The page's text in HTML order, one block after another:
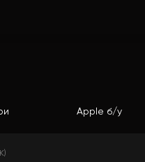
Apple б/у